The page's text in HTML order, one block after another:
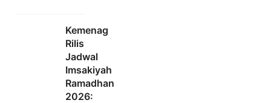
Kemenag
Rilis
Jadwal
Imsakiyah
Ramadhan
2026: